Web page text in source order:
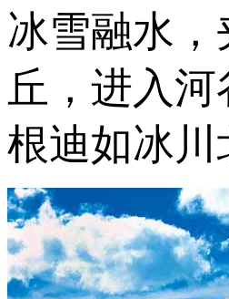
冰雪融水
丘，进入
根迪如冰